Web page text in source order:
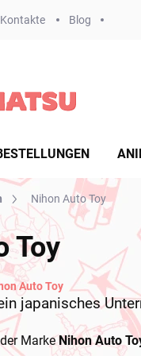
Kontakte Blog
Nihon Auto Toy
Toy
Auto Toy
japanisches
MarkeNihon Auto